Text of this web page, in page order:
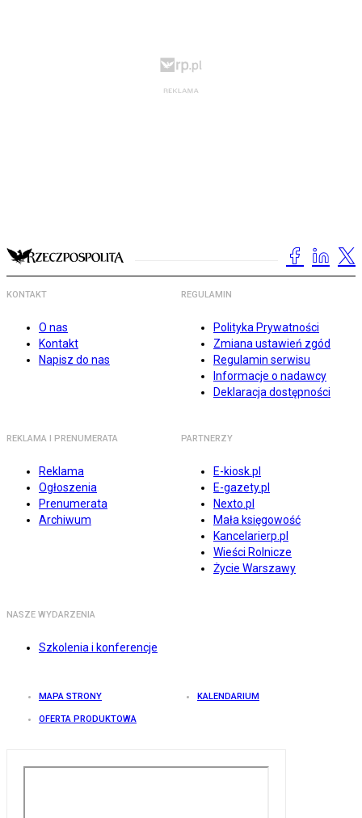
KONTAKT
O nas
Kontakt
Napisz do nas
REGULAMIN
Polityka Prywatności
Zmiana ustawień zgód
Regulamin serwisu
Informacje o nadawcy
Deklaracja dostępności
REKLAMA I PRENUMERATA
Reklama
Ogłoszenia
Prenumerata
Archiwum
PARTNERZY
E-kiosk.pl
E-gazety.pl
Nexto.pl
Mała księgowość
Kancelarierp.pl
Wieści Rolnicze
Życie Warszawy
NASZE WYDARZENIA
Szkolenia i konferencje
MAPA STRONY KALENDARIUM
OFERTA PRODUKTOWA